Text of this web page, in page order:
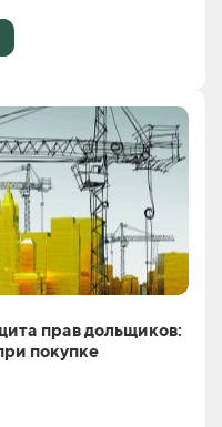
прав дольщиков:
покупке